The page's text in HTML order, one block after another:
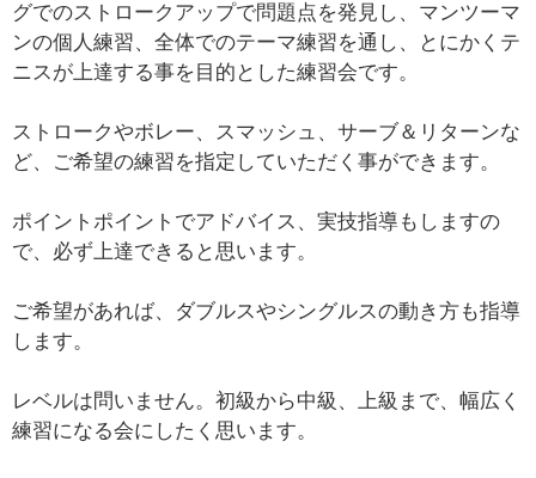
グでのストロークアップで問題点を発見し、マンツーマ
ンの個人練習、全体でのテーマ練習を通し、とにかくテ
ニスが上達する事を目的とした練習会です。
ストロークやボレー、スマッシュ、サーブ＆リターンな
ど、ご希望の練習を指定していただく事ができます。
ポイントポイントでアドバイス、実技指導もしますの
で、必ず上達できると思います。
ご希望があれば、ダブルスやシングルスの動き方も指導
します。
レベルは問いません。初級から中級、上級まで、幅広く
練習になる会にしたく思います。